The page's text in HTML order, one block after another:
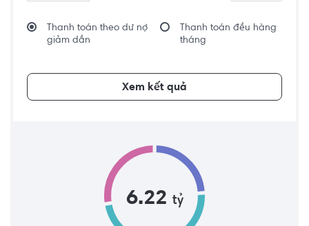
Thanh toán theo dư nợ
giảm dần
Thanh toán đều hàng
tháng
Xem kết quả
6.22 tỷ